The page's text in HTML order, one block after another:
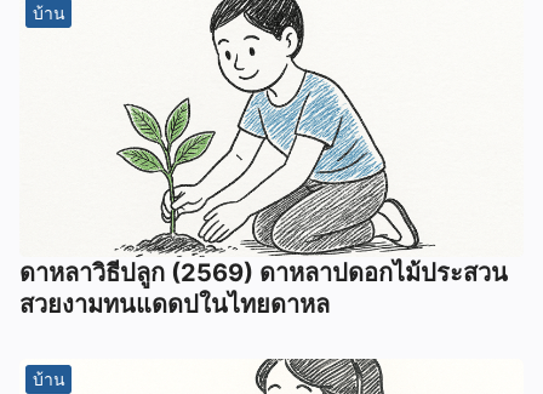
บ้าน
ดาหลาวิธีปลูก (2569) ดาหลาปดอกไม้ประสวน
สวยงามทนแดดปในไทยดาหล
บ้าน